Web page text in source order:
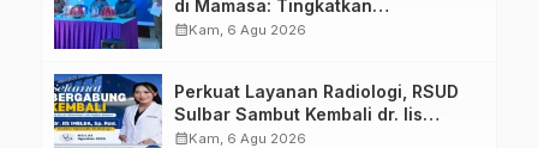
di Mamasa: Tingkatkan
Pengetahuan dan Keterampilan
calendar_monthKam, 6 Agu 2026
Perkuat Layanan Radiologi, RSUD
Sulbar Sambut Kembali dr. Iis
Imelda, Sp.Rad
calendar_monthKam, 6 Agu 2026